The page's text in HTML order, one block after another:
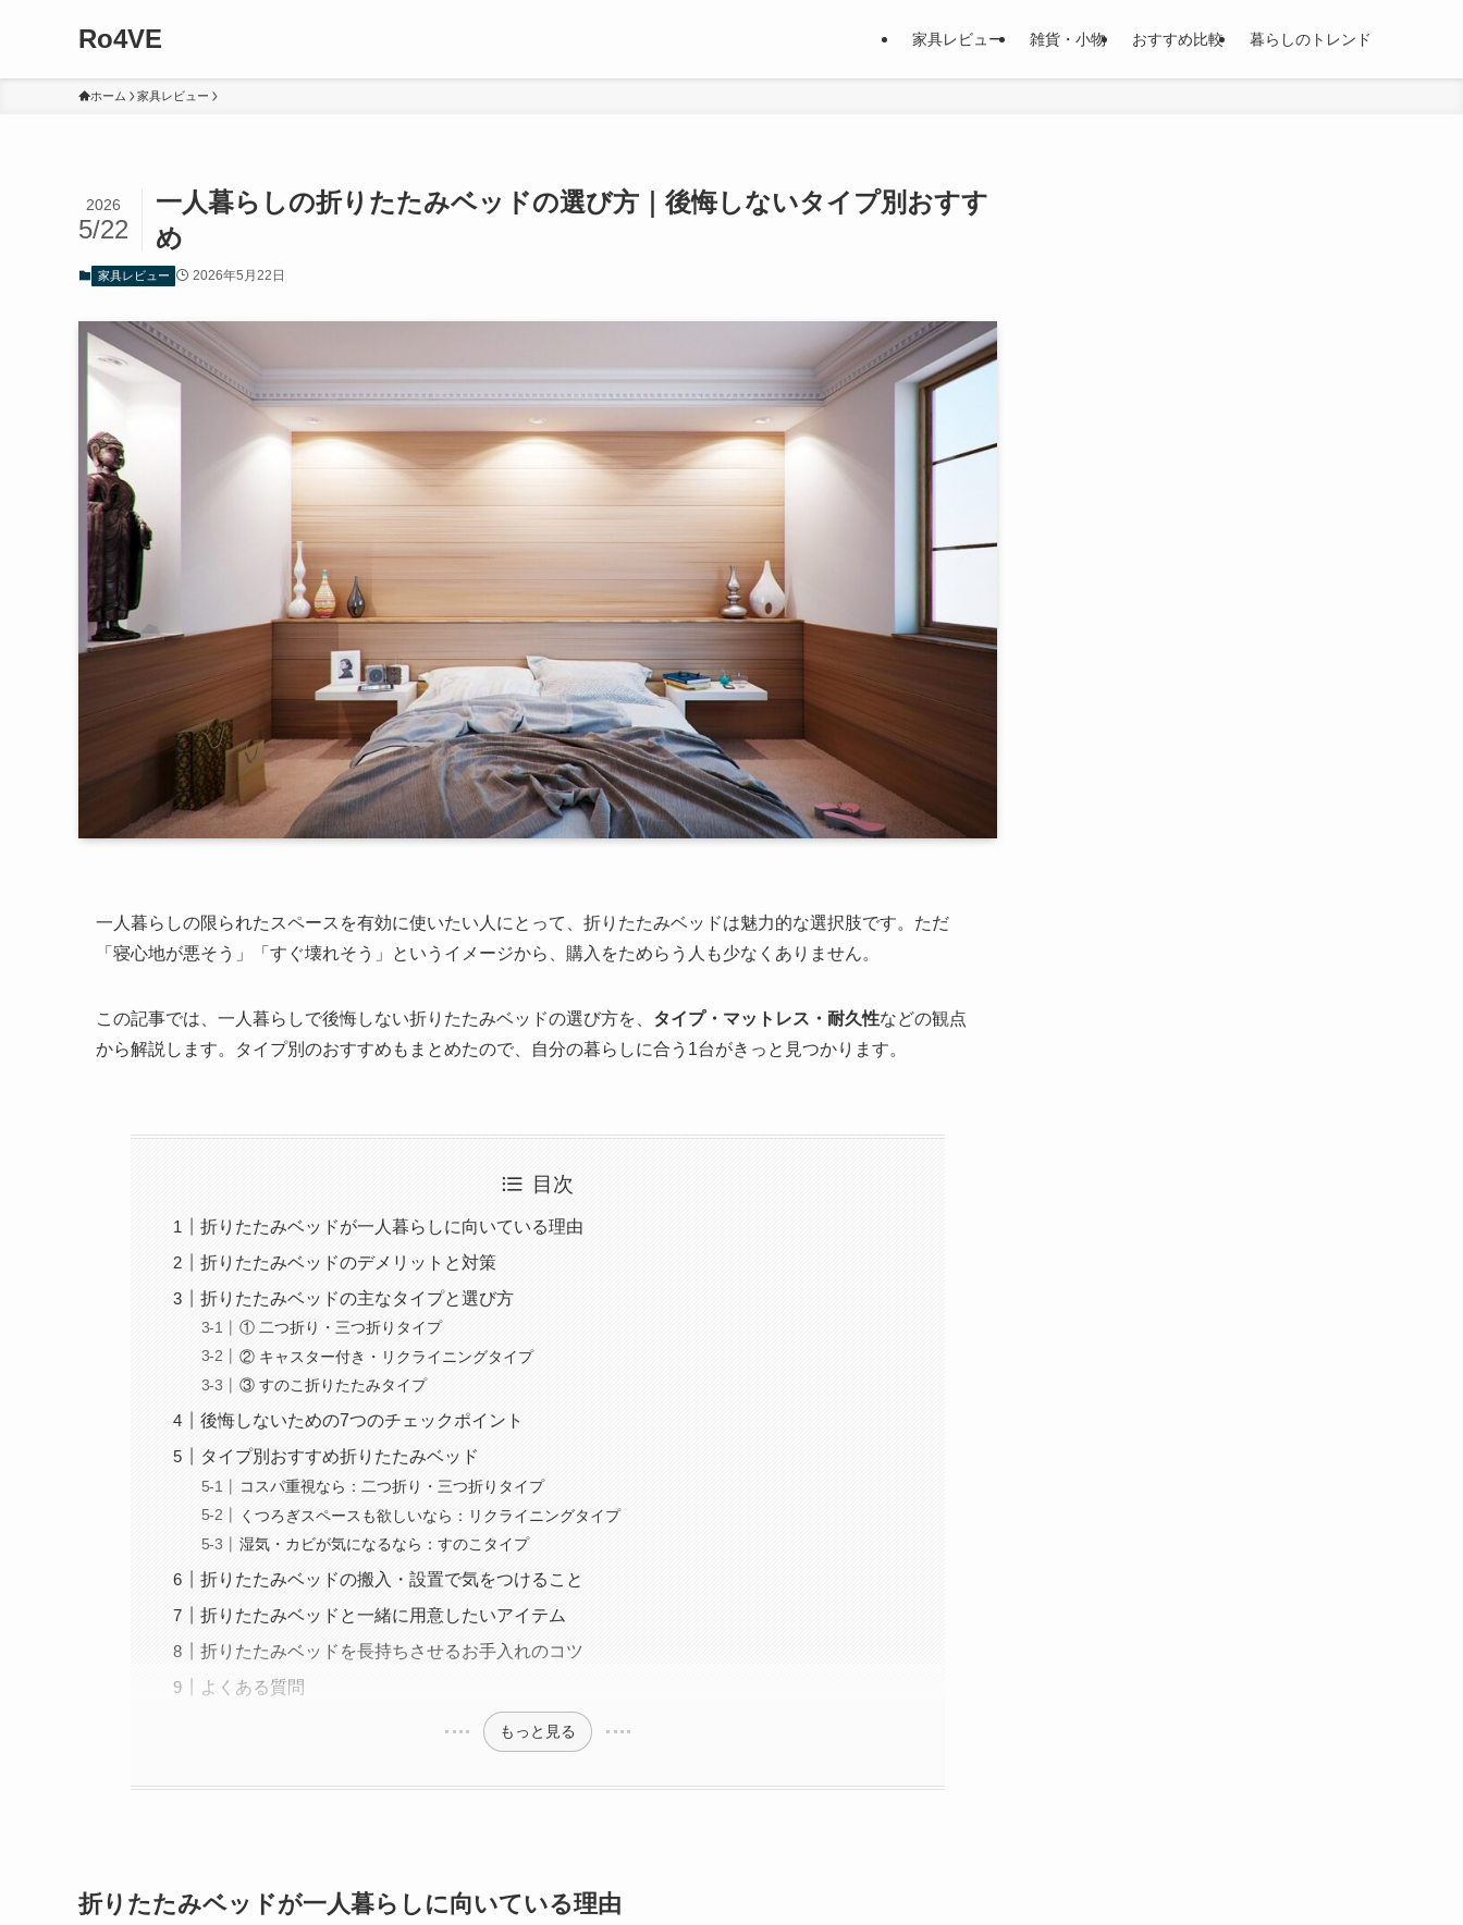
Ro4VE 家具レビュー 雑貨・小物 おすすめ比較 暮らしのトレンド
ホーム 家具レビュー
一人暮らしの折りたたみベッドの選び方｜後悔しないタイプ別おすす
め
2026
5/22
家具レビュー 2026年5月22日
一人暮らしの限られたスペースを有効に使いたい人にとって、折りたたみベッドは魅力的な選択肢です。ただ
「寝心地が悪そう」「すぐ壊れそう」というイメージから、購入をためらう人も少なくありません。
この記事では、一人暮らしで後悔しない折りたたみベッドの選び方を、 タイプ・マットレス・耐久性などの観点
から解説します。タイプ別のおすすめもまとめたので、自分の暮らしに合う1台がきっと見つかります。
目次
折りたたみベッドが一人暮らしに向いている理由
折りたたみベッドのデメリットと対策
折りたたみベッドの主なタイプと選び方
① 二つ折り・三つ折りタイプ
② キャスター付き・リクライニングタイプ
③ すのこ折りたたみタイプ
後悔しないための7つのチェックポイント
タイプ別おすすめ折りたたみベッド
コスパ重視なら：二つ折り・三つ折りタイプ
くつろぎスペースも欲しいなら：リクライニングタイプ
湿気・カビが気になるなら：すのこタイプ
折りたたみベッドの搬入・設置で気をつけること
折りたたみベッドと一緒に用意したいアイテム
折りたたみベッドを長持ちさせるお手入れのコツ
よくある質問
もっと見る
折りたたみベッドが一人暮らしに向いている理由